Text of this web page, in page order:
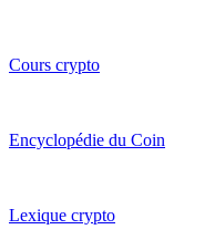
Cours crypto
Encyclopédie du Coin
Lexique crypto